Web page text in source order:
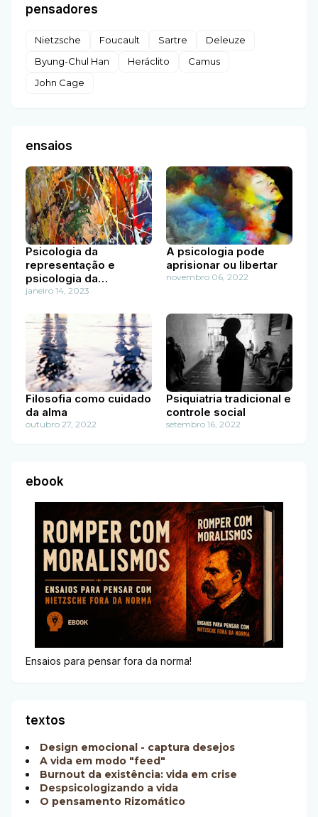
pensadores
Nietzsche Foucault Sartre
Deleuze
Byung-Chul Han
Heráclito
Camus
John Cage
ensaios
Psicologia da
representação e
psicologia da
diferença
janeiro 14, 2023
A psicologia pode
aprisionar ou libertar
novembro 06, 2022
Filosofia como cuidado
da alma
outubro 27, 2022
Psiquiatria tradicional e
controle social
setembro 16, 2022
ebook
Ensaios para pensar fora da norma!
textos
Design emocional - captura desejos
A vida em modo "feed"
Burnout da existência: vida em crise
Despsicologizando a vida
O pensamento Rizomático